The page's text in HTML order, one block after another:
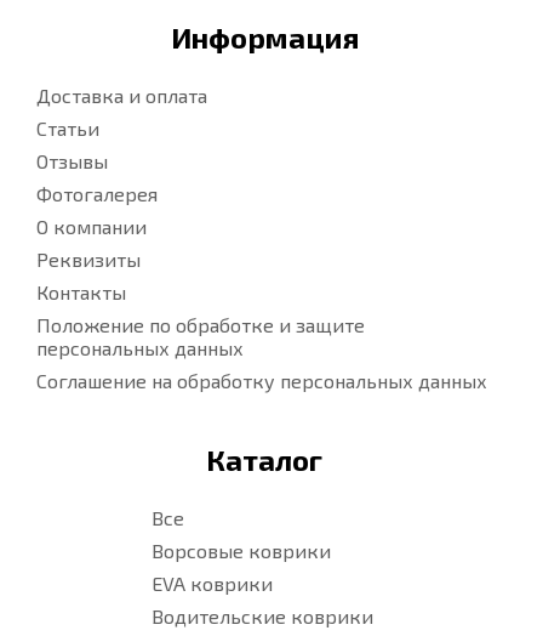
Информация
Доставка и оплата
Статьи
Отзывы
Фотогалерея
О компании
Реквизиты
Контакты
Положение по обработке и защите
персональных данных
Соглашение на обработку персональных данных
Каталог
Все
Ворсовые коврики
EVA коврики
Водительские коврики